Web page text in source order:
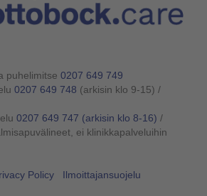
puhelimitse 0207 649 749
0207 649 748 (arkisin klo 9-15) /
0207 649 747 (arkisin klo 8-16) /
ei klinikkapalveluihin
Policy Ilmoittajansuojelu